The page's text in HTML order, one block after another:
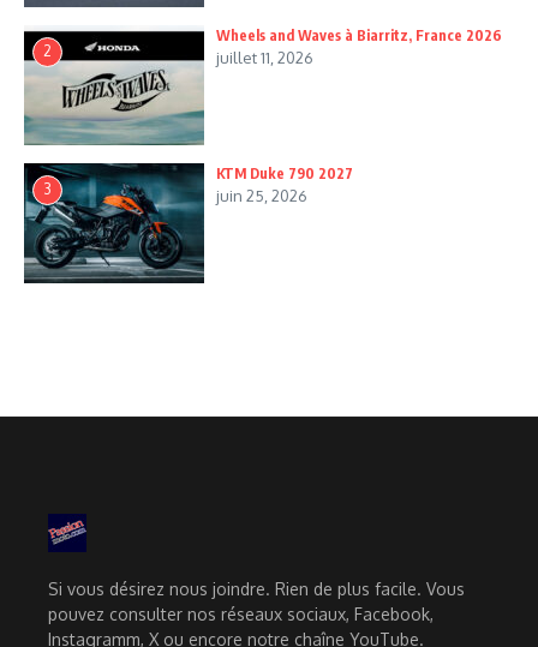
2
Wheels and Waves à Biarritz, France 2026
juillet 11, 2026
3
KTM Duke 790 2027
juin 25, 2026
Si vous désirez nous joindre. Rien de plus facile. Vous
pouvez consulter nos réseaux sociaux, Facebook,
Instagramm, X ou encore notre chaîne YouTube.